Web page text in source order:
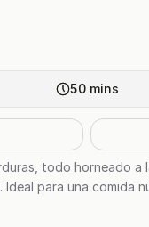
50 mins
todo horneado
para una comida